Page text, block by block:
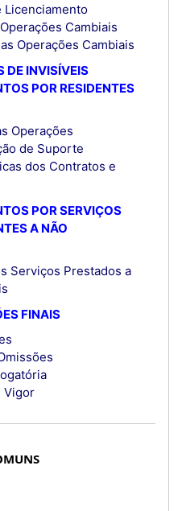
Licenciamento
Cambiais
Operações Cambiais
DE INVISÍVEIS
POR RESIDENTES
Operações
de Suporte
dos Contratos e
POR SERVIÇOS
A NÃO
Serviços Prestados a
FINAIS
Vigor